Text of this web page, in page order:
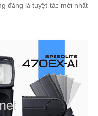
đáng là tuyệt tác mới nhất